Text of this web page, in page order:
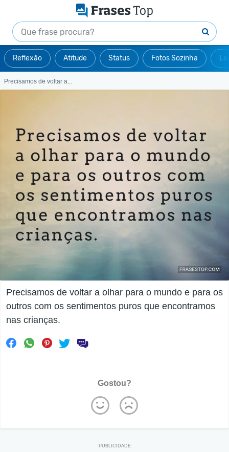
Reflexão Atitude Status Fotos Sozinha
Precisamos de voltar a...
Precisamos de voltar a olhar para o mundo e para os
outros com os sentimentos puros que encontramos
nas crianças.
Gostou?